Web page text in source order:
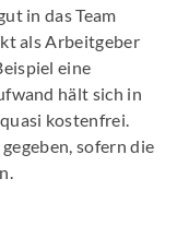
in das Team
als Arbeitgeber
eine
hält sich in
kostenfrei.
sofern die